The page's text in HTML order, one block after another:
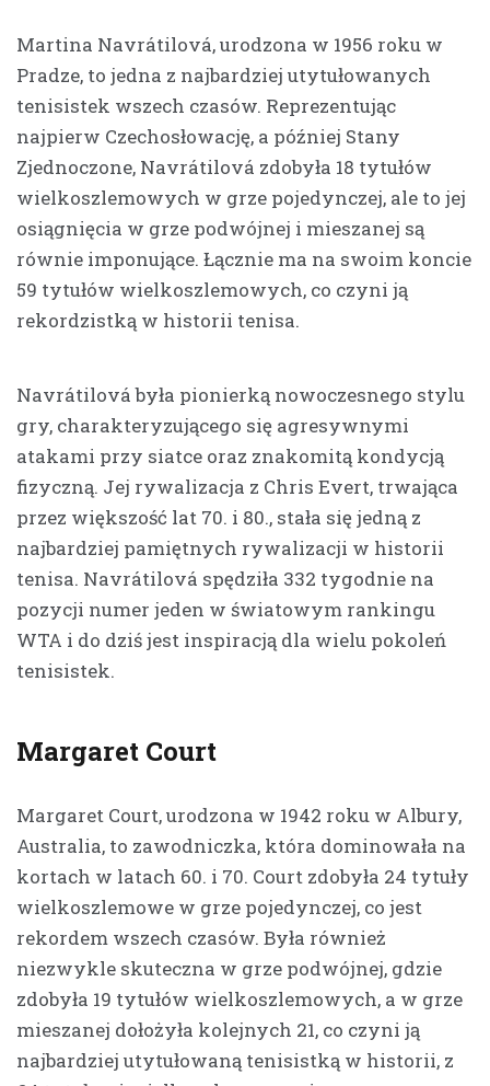
Martina Navrátilová, urodzona w 1956 roku w
Pradze, to jedna z najbardziej utytułowanych
tenisistek wszech czasów. Reprezentując
najpierw Czechosłowację, a później Stany
Zjednoczone, Navrátilová zdobyła 18 tytułów
wielkoszlemowych w grze pojedynczej, ale to jej
osiągnięcia w grze podwójnej i mieszanej są
równie imponujące. Łącznie ma na swoim koncie
59 tytułów wielkoszlemowych, co czyni ją
rekordzistką w historii tenisa.
Navrátilová była pionierką nowoczesnego stylu
gry, charakteryzującego się agresywnymi
atakami przy siatce oraz znakomitą kondycją
fizyczną. Jej rywalizacja z Chris Evert, trwająca
przez większość lat 70. i 80., stała się jedną z
najbardziej pamiętnych rywalizacji w historii
tenisa. Navrátilová spędziła 332 tygodnie na
pozycji numer jeden w światowym rankingu
WTA i do dziś jest inspiracją dla wielu pokoleń
tenisistek.
Margaret Court
Margaret Court, urodzona w 1942 roku w Albury,
Australia, to zawodniczka, która dominowała na
kortach w latach 60. i 70. Court zdobyła 24 tytuły
wielkoszlemowe w grze pojedynczej, co jest
rekordem wszech czasów. Była również
niezwykle skuteczna w grze podwójnej, gdzie
zdobyła 19 tytułów wielkoszlemowych, a w grze
mieszanej dołożyła kolejnych 21, co czyni ją
najbardziej utytułowaną tenisistką w historii, z